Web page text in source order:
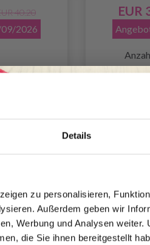
Details
zu personalisieren,
Außerdem geben wir
Werbung und Analysen
die Sie ihnen bereitgestellt
40.20
2026
EUR
ein Teil unserer Garn-
erhalte exklusiven